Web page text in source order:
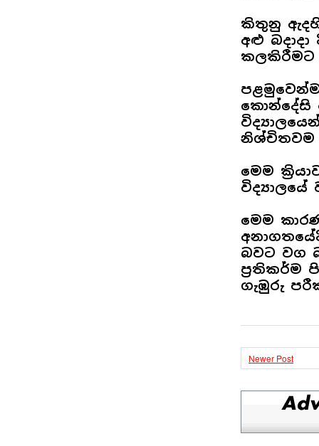
කිතුනු
අළු
කලකිරීමට
කොන්දේසි
නිශ්චිතවම
මෙම
මෙම
බවට වග
ප්‍රතිකර්ම
ගැඹුරු
Newer Post